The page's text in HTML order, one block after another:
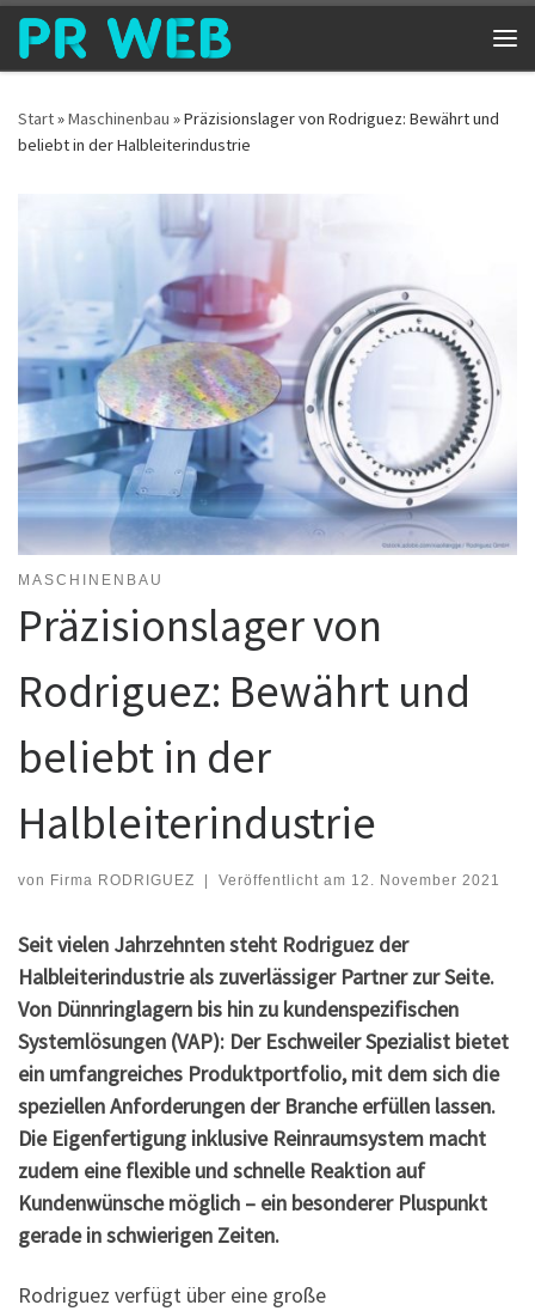
Zum Inhalt springen
Start»Maschinenbau »Präzisionslager von Rodriguez: Bewährt und
beliebt in der Halbleiterindustrie
MASCHINENBAU
Präzisionslager von
Rodriguez: Bewährt und
beliebt in der
Halbleiterindustrie
von Firma RODRIGUEZ Veröffentlicht am 12. November 2021
Seit vielen Jahrzehnten steht Rodriguez der
Halbleiterindustrie als zuverlässiger Partner zur Seite.
Von Dünnringlagern bis hin zu kundenspezifischen
Systemlösungen (VAP): Der Eschweiler Spezialist bietet
ein umfangreiches Produktportfolio, mit dem sich die
speziellen Anforderungen der Branche erfüllen lassen.
Die Eigenfertigung inklusive Reinraumsystem macht
zudem eine flexible und schnelle Reaktion auf
Kundenwünsche möglich – ein besonderer Pluspunkt
gerade in schwierigen Zeiten.
Rodriguez verfügt über eine große